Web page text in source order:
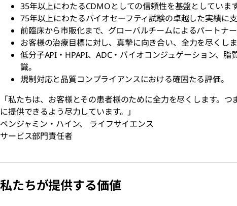
35年以上にわたるCDMOとしての信頼性を基盤としています
75年以上にわたるバイオセーフティ試験の卓越した実績に支
前臨床から市販化まで、グローバルチームによるパートナー
お客様の治療目標に対し、真摯に向き合い、全力を尽くしま
低分子API・HPAPI、ADC・バイオコンジュゲーション、
識。
規制対応と品質コンプライアンスにおける確固たる評価。
「私たちは、お客様とその患者様のために全力を尽くします。
に提供できるよう尽力しています。」
ベンジャミン・ハイン、 ライフサイエンス
サービス部門責任者
私たちが提供する価値